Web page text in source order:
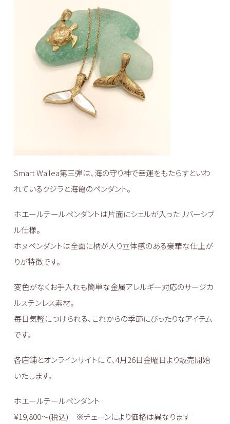
Smart Wailea第三弾は、海の守り神で幸運をもたらすといわ
れているクジラと海亀のペンダント。
ホエールテールペンダントは片面にシェルが入ったリバーシブ
ル仕様。
ホヌペンダントは全面に柄が入り立体感のある豪華な仕上が
りが特徴です。
変色がなくお手入れも簡単な金属アレルギー対応のサージカ
ルステンレス素材。
毎日気軽につけられる、これからの季節にぴったりなアイテム
です。
各店舗とオンラインサイトにて、4⽉26⽇金曜⽇より販売開始
いたします。
ホエールテールペンダント
¥19,800〜(税込) ※チェーンにより価格は異なります